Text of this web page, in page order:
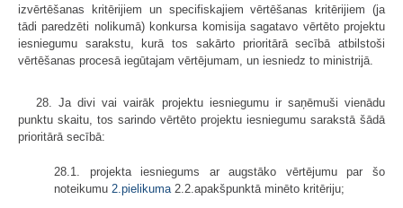
izvērtēšanas kritērijiem un specifiskajiem vērtēšanas kritērijiem (ja
tādi paredzēti nolikumā) konkursa komisija sagatavo vērtēto projektu
iesniegumu sarakstu, kurā tos sakārto prioritārā secībā atbilstoši
vērtēšanas procesā iegūtajam vērtējumam, un iesniedz to ministrijā.
28. Ja divi vai vairāk projektu iesniegumu ir saņēmuši vienādu
punktu skaitu, tos sarindo vērtēto projektu iesniegumu sarakstā šādā
prioritārā secībā:
28.1. projekta iesniegums ar augstāko vērtējumu par šo
noteikumu 2.pielikuma 2.2.apakšpunktā minēto kritēriju;